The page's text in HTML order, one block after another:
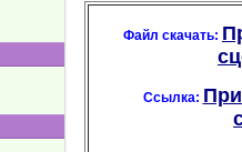
Файл скачать:
Ссылка: